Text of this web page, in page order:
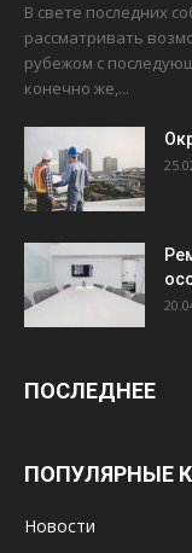
В свете последних
рассматривать
рубежом с
конечно же,...
ПОСЛЕДНЕЕ
ПОПУЛЯРНЫЕ
Новости